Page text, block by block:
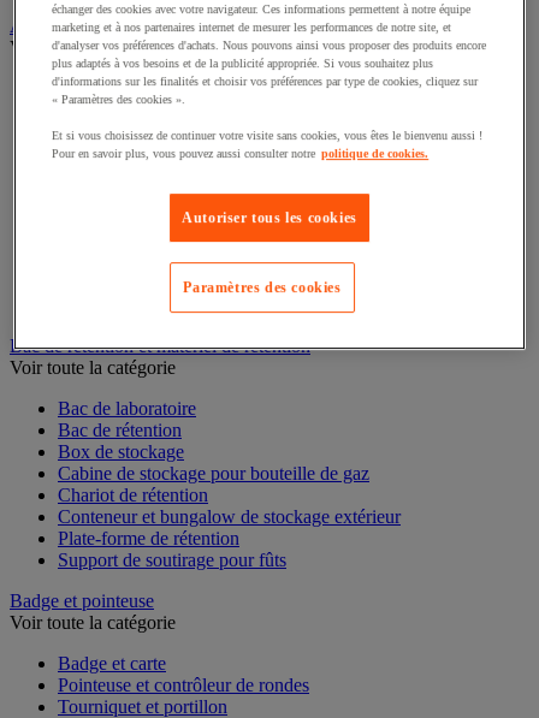
Armoire de sécurité et stockage de produits dangereux
Voir toute la catégorie
Accessoires pour armoire de sécurité et de stockage
Armoire bouteilles de gaz
Armoire de sûreté
Armoire multirisque
Armoire pour produits corrosifs
Armoire pour produits inflammables
Armoire pour produits phytosanitaires
Armoire pour produits toxiques
Caissons de ventilation et filtres
Bac de rétention et matériel de rétention
Voir toute la catégorie
Bac de laboratoire
Bac de rétention
Box de stockage
Cabine de stockage pour bouteille de gaz
Chariot de rétention
Conteneur et bungalow de stockage extérieur
Plate-forme de rétention
Support de soutirage pour fûts
Badge et pointeuse
Voir toute la catégorie
Badge et carte
Pointeuse et contrôleur de rondes
Tourniquet et portillon
échanger des cookies avec votre navigateur. Ces informations permettent à notre équipe
marketing et à nos partenaires internet de mesurer les performances de notre site, et
d'analyser vos préférences d'achats. Nous pouvons ainsi vous proposer des produits encore
plus adaptés à vos besoins et de la publicité appropriée. Si vous souhaitez plus
d'informations sur les finalités et choisir vos préférences par type de cookies, cliquez sur
« Paramètres des cookies ».
Et si vous choisissez de continuer votre visite sans cookies, vous êtes le bienvenu aussi !
Pour en savoir plus, vous pouvez aussi consulter notre politique de cookies.
Autoriser tous les cookies
Paramètres des cookies